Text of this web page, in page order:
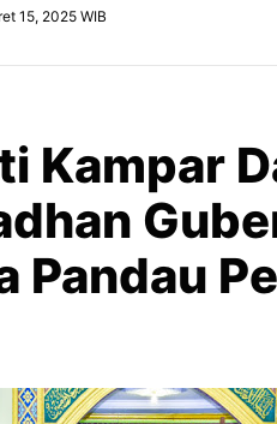
15, 2025 WIB
Kampar
Pandau